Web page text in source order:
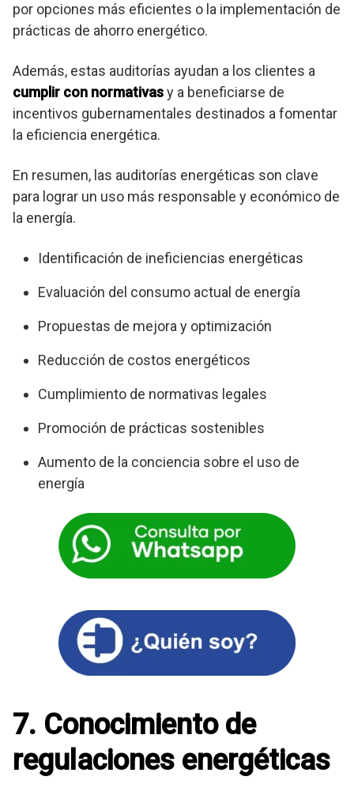
por opciones más eficientes o la implementación de
prácticas de ahorro energético.
Además, estas auditorías ayudan a los clientes a
cumplir con normativasy a beneficiarse de
incentivos gubernamentales destinados a fomentar
la eficiencia energética.
En resumen, las auditorías energéticas son clave
para lograr un uso más responsable y económico de
la energía.
Identificación de ineficiencias energéticas
Evaluación del consumo actual de energía
Propuestas de mejora y optimización
Reducción de costos energéticos
Cumplimiento de normativas legales
Promoción de prácticas sostenibles
Aumento de la conciencia sobre el uso de
energía
7. Conocimiento de
regulaciones energéticas